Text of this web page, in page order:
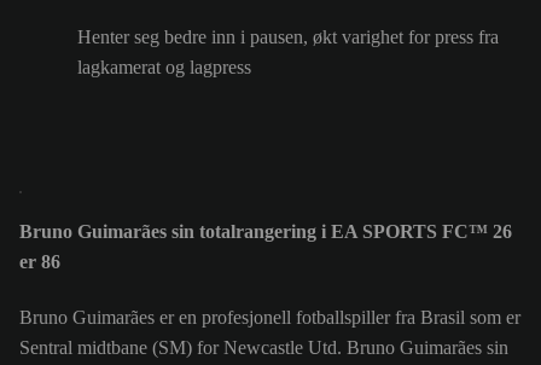
Henter seg bedre inn i pausen, økt varighet for press fra
lagkamerat og lagpress
Bruno Guimarães sin totalrangering i EA SPORTS FC™ 26
er 86
Bruno Guimarães er en profesjonell fotballspiller fra Brasil som er
Sentral midtbane (SM) for Newcastle Utd. Bruno Guimarães sin